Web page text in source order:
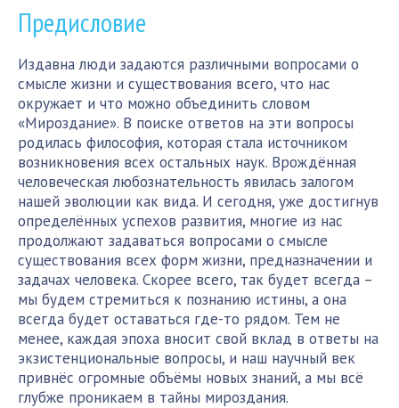
Предисловие
Издавна люди задаются различными вопросами о
смысле жизни и существования всего, что нас
окружает и что можно объединить словом
«Мироздание». В поиске ответов на эти вопросы
родилась философия, которая стала источником
возникновения всех остальных наук. Врождённая
человеческая любознательность явилась залогом
нашей эволюции как вида. И сегодня, уже достигнув
определённых успехов развития, многие из нас
продолжают задаваться вопросами о смысле
существования всех форм жизни, предназначении и
задачах человека. Скорее всего, так будет всегда –
мы будем стремиться к познанию истины, а она
всегда будет оставаться где-то рядом. Тем не
менее, каждая эпоха вносит свой вклад в ответы на
экзистенциональные вопросы, и наш научный век
привнёс огромные объёмы новых знаний, а мы всё
глубже проникаем в тайны мироздания.